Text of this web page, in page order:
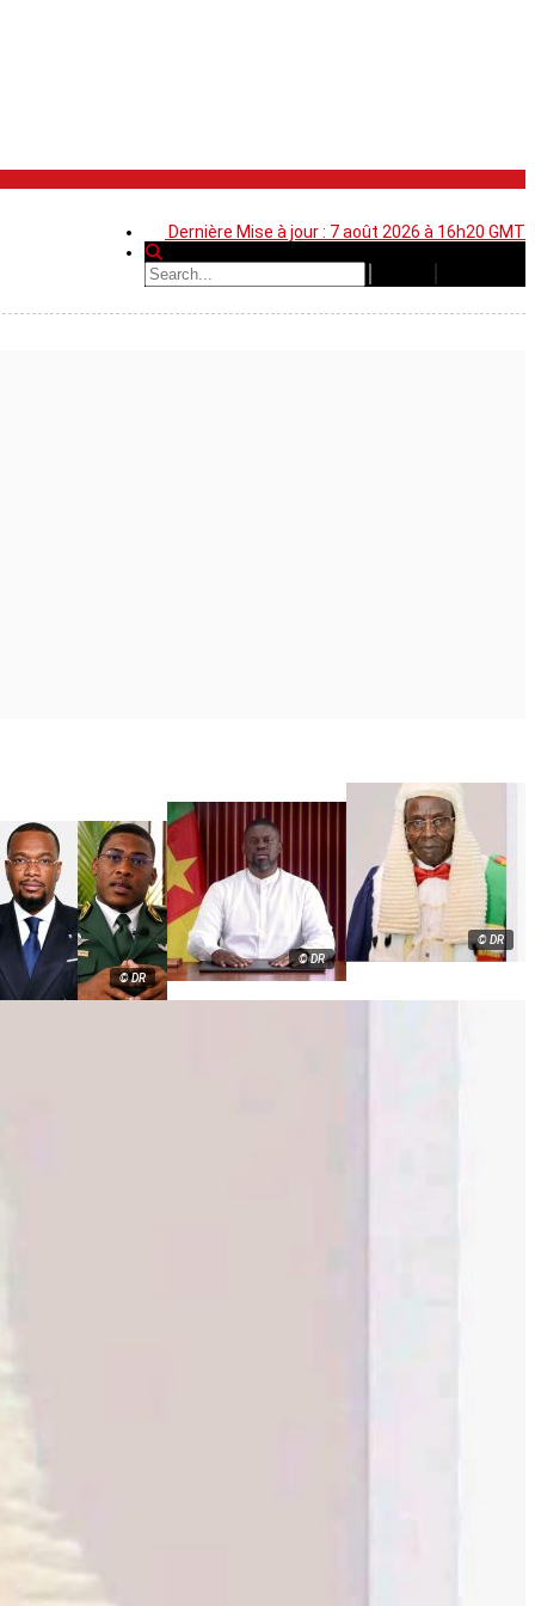
Dernière Mise à jour : 7 août 2026 à 16h20 GMT
© DR
© DR
© DR